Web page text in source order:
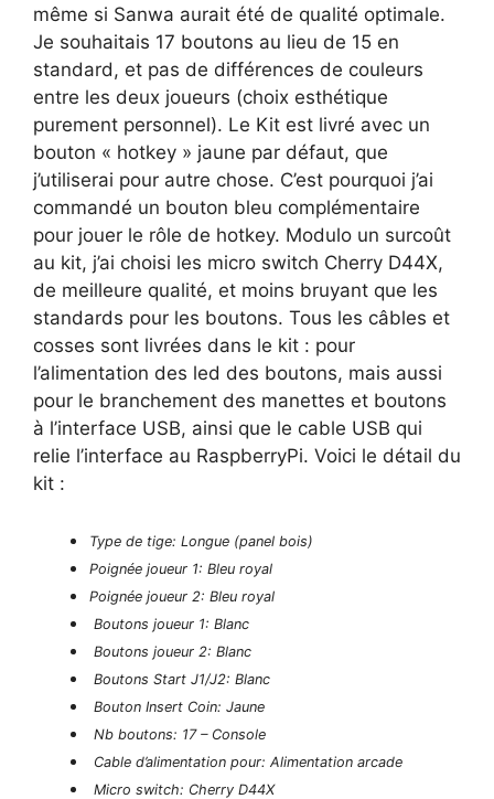
même si Sanwa aurait été de qualité optimale.
Je souhaitais 17 boutons au lieu de 15 en
standard, et pas de différences de couleurs
entre les deux joueurs (choix esthétique
purement personnel). Le Kit est livré avec un
bouton « hotkey » jaune par défaut, que
j’utiliserai pour autre chose. C’est pourquoi j’ai
commandé un bouton bleu complémentaire
pour jouer le rôle de hotkey. Modulo un surcoût
au kit, j’ai choisi les micro switch Cherry D44X,
de meilleure qualité, et moins bruyant que les
standards pour les boutons. Tous les câbles et
cosses sont livrées dans le kit : pour
l’alimentation des led des boutons, mais aussi
pour le branchement des manettes et boutons
à l’interface USB, ainsi que le cable USB qui
relie l’interface au RaspberryPi. Voici le détail du
kit :
Type de tige: Longue (panel bois)
Poignée joueur 1: Bleu royal
Poignée joueur 2: Bleu royal
Boutons joueur 1: Blanc
Boutons joueur 2: Blanc
Boutons Start J1/J2: Blanc
Bouton Insert Coin: Jaune
Nb boutons: 17 – Console
Cable d’alimentation pour: Alimentation arcade
Micro switch: Cherry D44X